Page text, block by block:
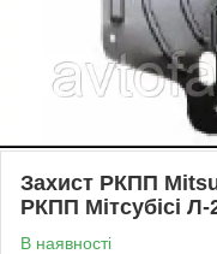
Захист РКПП
РКПП Мітсубісі
В наявності